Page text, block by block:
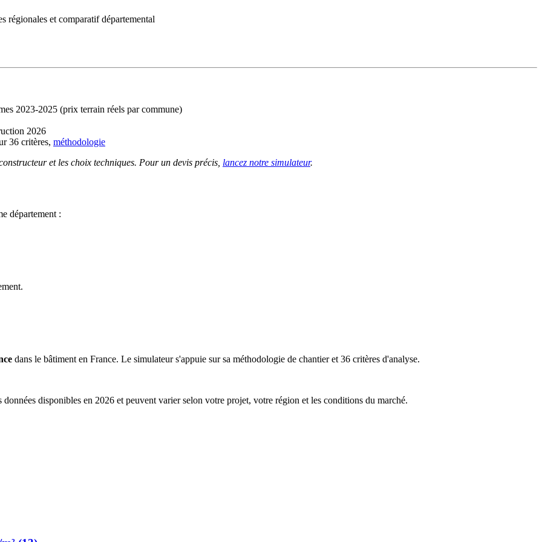
régionales et comparatif départemental
2023-2025 (prix terrain réels par commune)
2026
36 critères, méthodologie
et les choix techniques. Pour un devis précis, lancez notre simulateur.
département :
dans le bâtiment en France. Le simulateur s'appuie sur sa méthodologie de chantier et 36 critères d'analyse.
disponibles en 2026 et peuvent varier selon votre projet, votre région et les conditions du marché.